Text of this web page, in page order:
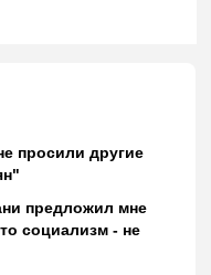
просили другие
предложил мне
социализм - не